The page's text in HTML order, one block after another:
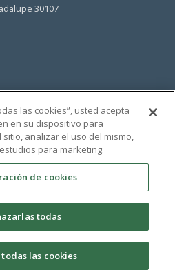
30107
las cookies”, usted acepta
en su dispositivo para
analizar el uso del mismo,
para marketing.
de cookies
todas
las cookies